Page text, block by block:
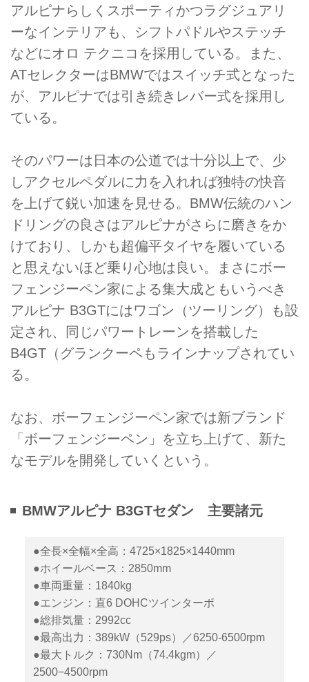
アルピナらしくスポーティかつラグジュアリ
ーなインテリアも、シフトパドルやステッチ
などにオロ テクニコを採用している。また、
ATセレクターはBMWではスイッチ式となった
が、アルピナでは引き続きレバー式を採用し
ている。
そのパワーは日本の公道では十分以上で、少
しアクセルペダルに力を入れれば独特の快音
を上げて鋭い加速を見せる。BMW伝統のハン
ドリングの良さはアルピナがさらに磨きをか
けており、しかも超偏平タイヤを履いている
と思えないほど乗り心地は良い。まさにボー
フェンジーペン家による集大成ともいうべき
アルピナ B3GTにはワゴン（ツーリング）も設
定され、同じパワートレーンを搭載した
B4GT（グランクーペもラインナップされてい
る。
なお、ボーフェンジーペン家では新ブランド
「ボーフェンジーペン」を立ち上げて、新た
なモデルを開発していくという。
BMWアルピナ B3GTセダン 主要諸元
●全長×全幅×全高：4725×1825×1440mm
●ホイールベース：2850mm
●車両重量：1840kg
●エンジン：直6 DOHCツインターボ
●総排気量：2992cc
●最高出力：389kW（529ps）／6250-6500rpm
●最大トルク：730Nm（74.4kgm）／
2500−4500rpm